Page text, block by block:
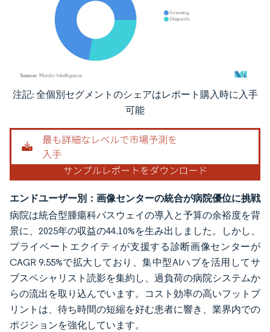
画像 © Mordor Intelligence。再利用にはCC BY 4.0の表示が必要です。
注記: 全個別セグメントのシェアはレポート購入時に入手
可能
エンドユーザー別：画像センターの統合が病院優位に挑戦
病院は統合型腫瘍科パスウェイの導入と予算の余裕度を背
景に、2025年の収益の44.10%を生み出しました。しかし、
プライベートエクイティが支援する診断画像センターが
CAGR 9.55%で拡大しており、集中型AIハブを活用してサ
ブスペシャリスト読影を集約し、過負荷の病院システムか
らの流出を取り込んでいます。コスト効率の高いフットプ
リントは、待ち時間の短縮を好む患者に響き、業界内での
ポジションを強化しています。